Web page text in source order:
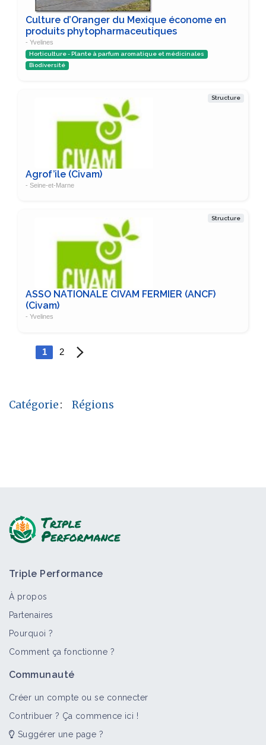
Culture d’Oranger du Mexique économe en
produits phytopharmaceutiques
- Yvelines
Horticulture - Plante à parfum aromatique et médicinales
Biodiversité
Structure
Agrof’ile (Civam)
- Seine-et-Marne
Structure
ASSO NATIONALE CIVAM FERMIER (ANCF)
(Civam)
- Yvelines
1 2
Catégorie: Régions
Triple Performance
À propos
Partenaires
Pourquoi ?
Comment ça fonctionne ?
Communauté
Créer un compte ou se connecter
Contribuer ? Ça commence ici !
Suggérer une page ?